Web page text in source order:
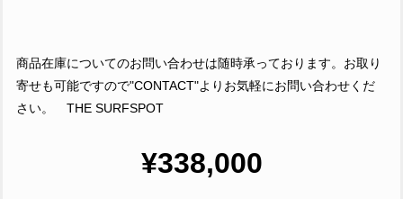
商品在庫についてのお問い合わせは随時承っております。お取り
寄せも可能ですので"CONTACT"よりお気軽にお問い合わせくだ
さい。 THE SURFSPOT
¥338,000